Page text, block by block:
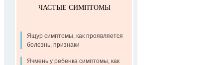
ЧАСТЫЕ СИМПТОМЫ
Ящур симптомы, как проявляется
болезнь, признаки
Ячмень у ребенка симптомы, как